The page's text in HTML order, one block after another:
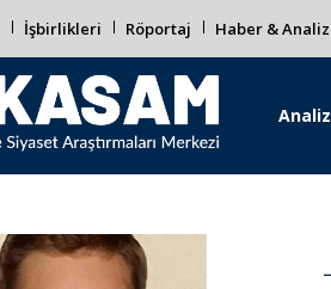
İşbirlikleri Röportaj Haber & Analiz
Analiz